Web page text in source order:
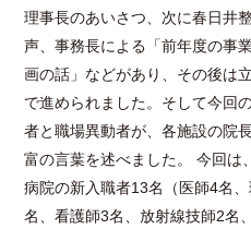
理事長のあいさつ、次に春日井
声、事務長による「前年度の事
画の話」などがあり、その後は
で進められました。そして今回
者と職場異動者が、各施設の院
富の言葉を述べました。 今回は
病院の新入職者13名（医師4名
名、看護師3名、放射線技師2名